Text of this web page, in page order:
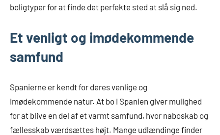
boligtyper for at finde det perfekte sted at slå sig ned.
Et venligt og imødekommende
samfund
Spanierne er kendt for deres venlige og
imødekommende natur. At bo i Spanien giver mulighed
for at blive en del af et varmt samfund, hvor naboskab og
fællesskab værdsættes højt. Mange udlændinge finder